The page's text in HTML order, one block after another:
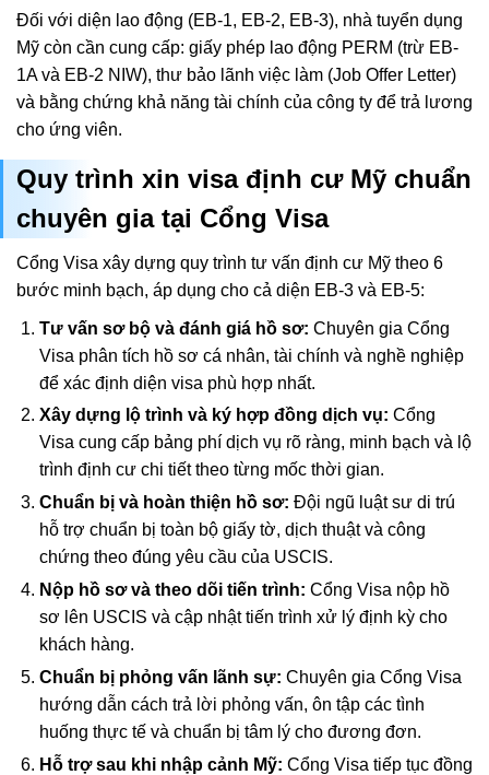
Đối với diện lao động (EB-1, EB-2, EB-3), nhà tuyển dụng
Mỹ còn cần cung cấp: giấy phép lao động PERM (trừ EB-
1A và EB-2 NIW), thư bảo lãnh việc làm (Job Offer Letter)
và bằng chứng khả năng tài chính của công ty để trả lương
cho ứng viên.
Quy trình xin visa định cư Mỹ chuẩn
chuyên gia tại Cổng Visa
Cổng Visa xây dựng quy trình tư vấn định cư Mỹ theo 6
bước minh bạch, áp dụng cho cả diện EB-3 và EB-5:
Tư vấn sơ bộ và đánh giá hồ sơ: Chuyên gia Cổng
Visa phân tích hồ sơ cá nhân, tài chính và nghề nghiệp
để xác định diện visa phù hợp nhất.
Xây dựng lộ trình và ký hợp đồng dịch vụ: Cổng
Visa cung cấp bảng phí dịch vụ rõ ràng, minh bạch và lộ
trình định cư chi tiết theo từng mốc thời gian.
Chuẩn bị và hoàn thiện hồ sơ: Đội ngũ luật sư di trú
hỗ trợ chuẩn bị toàn bộ giấy tờ, dịch thuật và công
chứng theo đúng yêu cầu của USCIS.
Nộp hồ sơ và theo dõi tiến trình: Cổng Visa nộp hồ
sơ lên USCIS và cập nhật tiến trình xử lý định kỳ cho
khách hàng.
Chuẩn bị phỏng vấn lãnh sự: Chuyên gia Cổng Visa
hướng dẫn cách trả lời phỏng vấn, ôn tập các tình
huống thực tế và chuẩn bị tâm lý cho đương đơn.
Hỗ trợ sau khi nhập cảnh Mỹ: Cổng Visa tiếp tục đồng